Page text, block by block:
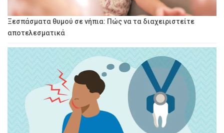
Ξεσπάσματα θυμού σε νήπια: Πώς να τα διαχειριστείτε
αποτελεσματικά